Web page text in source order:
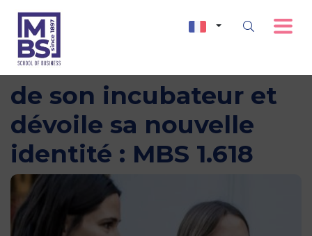
MBS célèbre les 10 ans
de son incubateur et
dévoile sa nouvelle
identité : MBS 1.618